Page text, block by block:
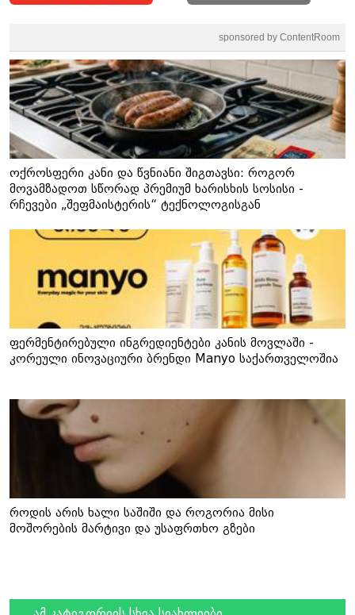
sponsored by ContentRoom
ოქროსფერი კანი და წვნიანი შიგთავსი: როგორ
მოვამზადოთ სწორად პრემიუმ ხარისხის სოსისი -
რჩევები „შეფმაისტერის“ ტექნოლოგისგან
ფერმენტირებული ინგრედიენტები კანის მოვლაში -
კორეული ინოვაციური ბრენდი Manyo საქართველოშია
როდის არის ხალი საშიში და როგორია მისი
მოშორების მარტივი და უსაფრთხო გზები